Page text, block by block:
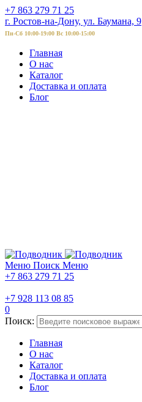
+7 863 279 71 25
г. Ростов-на-Дону, ул. Баумана, 9
Пн-Сб 10:00-19:00 Вс 10:00-15:00
Главная
О нас
Каталог
Доставка и оплата
Блог
Меню Поиск Меню
+7 863 279 71 25
+7 928 113 08 85
0
Поиск:
Главная
О нас
Каталог
Доставка и оплата
Блог